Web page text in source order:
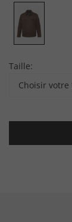
Taille:
Choisir votre